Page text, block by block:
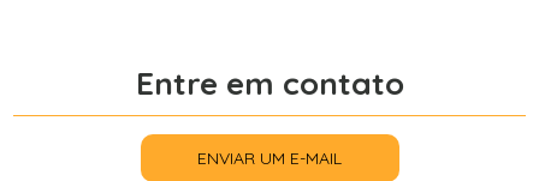
Entre em contato
ENVIAR UM E-MAIL